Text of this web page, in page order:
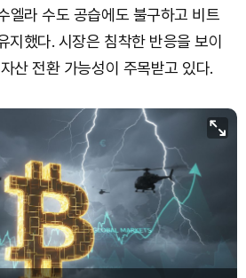
엘라 수도 공습에도 불구하고 비트
지했다. 시장은 침착한 반응을 보이
산 전환 가능성이 주목받고 있다.